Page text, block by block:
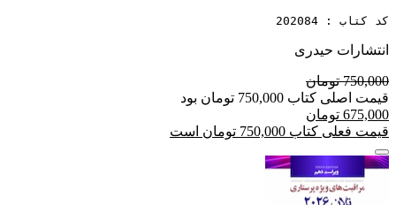
کد کتاب : 202084
انتشارات حیدری
750,000 تومان
قیمت اصلی کتاب 750,000 تومان بود
675,000 تومان
قیمت فعلی کتاب 750,000 تومان است